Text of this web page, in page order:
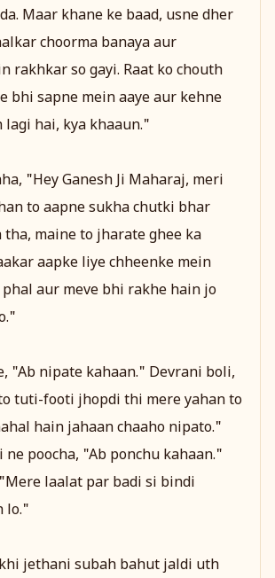
Maar khane ke baad, usne dher
choorma banaya aur
rakhkar so gayi. Raat ko chouth
bhi sapne mein aaye aur kehne
lagi hai, kya khaaun."
"Hey Ganesh Ji Maharaj, meri
to aapne sukha chutki bhar
maine to jharate ghee ka
aapke liye chheenke mein
aur meve bhi rakhe hain jo
"Ab nipate kahaan." Devrani boli,
tuti-footi jhopdi thi mere yahan to
hain jahaan chaaho nipato."
ne poocha, "Ab ponchu kahaan."
laalat par badi si bindi
lo."
jethani subah bahut jaldi uth